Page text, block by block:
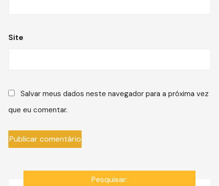
Site
Salvar meus dados neste navegador para a próxima vez
que eu comentar.
Pesquisar: